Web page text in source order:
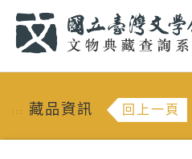
::: 藏品資訊 回上一頁